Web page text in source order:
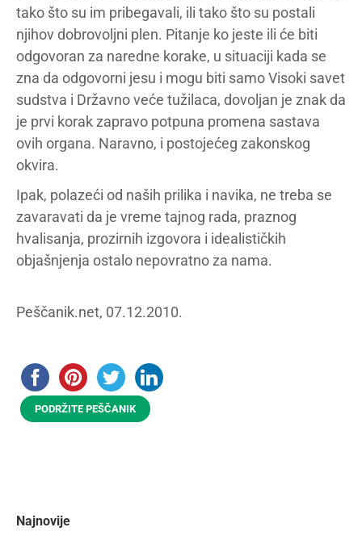
tako što su im pribegavali, ili tako što su postali
njihov dobrovoljni plen. Pitanje ko jeste ili će biti
odgovoran za naredne korake, u situaciji kada se
zna da odgovorni jesu i mogu biti samo Visoki savet
sudstva i Državno veće tužilaca, dovoljan je znak da
je prvi korak zapravo potpuna promena sastava
ovih organa. Naravno, i postojećeg zakonskog
okvira.
Ipak, polazeći od naših prilika i navika, ne treba se
zavaravati da je vreme tajnog rada, praznog
hvalisanja, prozirnih izgovora i idealističkih
objašnjenja ostalo nepovratno za nama.
Peščanik.net, 07.12.2010.
PODRŽITE PEŠČANIK
Najnovije